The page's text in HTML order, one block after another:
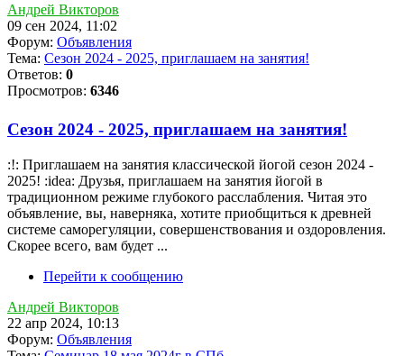
Андрей Викторов
09 сен 2024, 11:02
Форум: Объявления
Тема: Сезон 2024 - 2025, приглашаем на занятия!
Ответов: 0
Просмотров: 6346
Сезон 2024 - 2025, приглашаем на занятия!
:!: Приглашаем на занятия классической йогой сезон 2024 -
2025! :idea: Друзья, приглашаем на занятия йогой в
традиционном режиме глубокого расслабления. Читая это
объявление, вы, наверняка, хотите приобщиться к древней
системе саморегуляции, совершенствования и оздоровления.
Скорее всего, вам будет ...
Перейти к сообщению
Андрей Викторов
22 апр 2024, 10:13
Форум: Объявления